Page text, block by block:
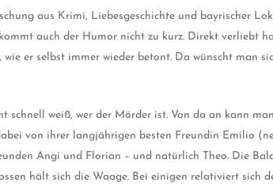
aus Krimi, Liebesgeschichte und bayrischer
auch der Humor nicht zu kurz. Direkt verliebt
er selbst immer wieder betont. Da wünscht man
schnell weiß, wer der Mörder ist. Von da an kann
von ihrer langjährigen besten Freundin Emilio
Angi und Florian – und natürlich Theo. Die
hält sich die Waage. Bei einigen relativiert sich